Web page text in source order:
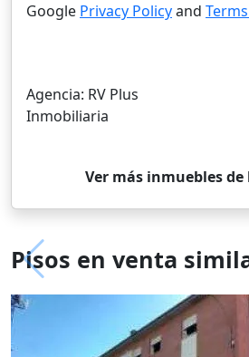
Google Privacy Policyand
Agencia: RV Plus
Inmobiliaria
Ver más inmuebles de
Pisos en venta